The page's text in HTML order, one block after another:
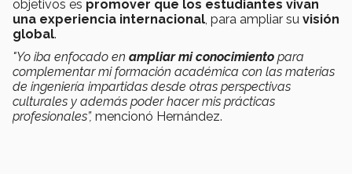
objetivos es promover que los estudiantes vivan
una experiencia internacional , para ampliar su visión
global.
"Yo iba enfocado en ampliar mi conocimiento para
complementar mi formación académica con las materias
de ingeniería impartidas desde otras perspectivas
culturales y además poder hacer mis prácticas
profesionales”, mencionó Hernández.